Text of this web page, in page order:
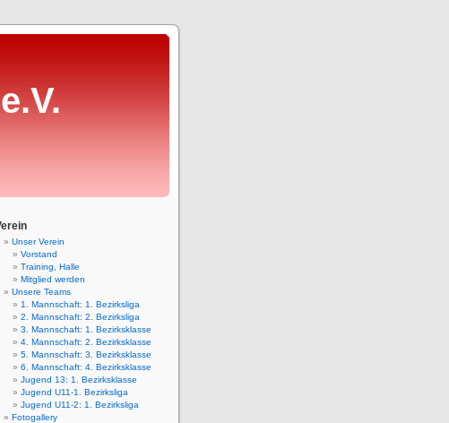
Unser Verein
Vorstand
Training, Halle
Mitglied werden
Unsere Teams
1. Mannschaft: 1. Bezirksliga
2. Mannschaft: 2. Bezirksliga
3. Mannschaft: 1. Bezirksklasse
4. Mannschaft: 2. Bezirksklasse
5. Mannschaft: 3. Bezirksklasse
6. Mannschaft: 4. Bezirksklasse
Jugend 13: 1. Bezirksklasse
Jugend U11-1. Bezirksliga
Jugend U11-2: 1. Bezirksliga
Fotogallery